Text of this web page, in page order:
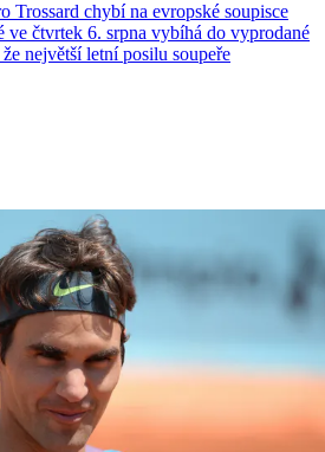
chybí na evropské soupisce
ve čtvrtek 6. srpna vybíhá do vyprodané
největší letní posilu soupeře